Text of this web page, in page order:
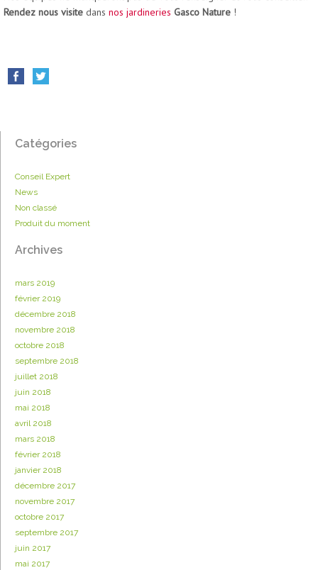
Rendez nous visite dans nos jardineries Gasco Nature !
Catégories
Conseil Expert
News
Non classé
Produit du moment
Archives
mars 2019
février 2019
décembre 2018
novembre 2018
octobre 2018
septembre 2018
juillet 2018
juin 2018
mai 2018
avril 2018
mars 2018
février 2018
janvier 2018
décembre 2017
novembre 2017
octobre 2017
septembre 2017
juin 2017
mai 2017